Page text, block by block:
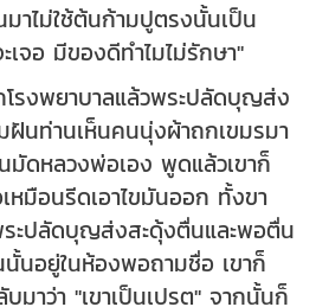
าไม่ใช้ต้นก้ามปูตรงนั้นเป็น
เจอ มีของดีทำไมไม่รักษา"
รงพยาบาลแล้วพระปลัดบุญส่ง
ฝันท่านเห็นคนนุ่งผ้าถกเขมรมา
มัดหลวงพ่อเอง พูดแล้วเขาก็
หมือนรีดเอาไขมันออก ทั้งขา
ะปลัดบุญส่งสะดุ้งตื่นและพอตื่น
นอยู่ในห้องพอถามชื่อ เขาก็
มาว่า "เขาเป็นเปรต" จากนั้นก็